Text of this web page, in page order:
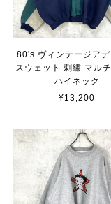
80's ヴィンテージアデ
スウェット 刺繍 マル
ハイネック
¥13,200